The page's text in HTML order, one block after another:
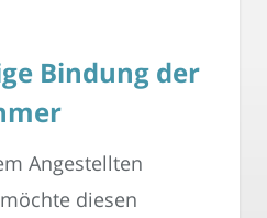
Bindung der
Angestellten
diesen